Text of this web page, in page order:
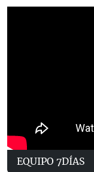
EQUIPO 7DÍAS